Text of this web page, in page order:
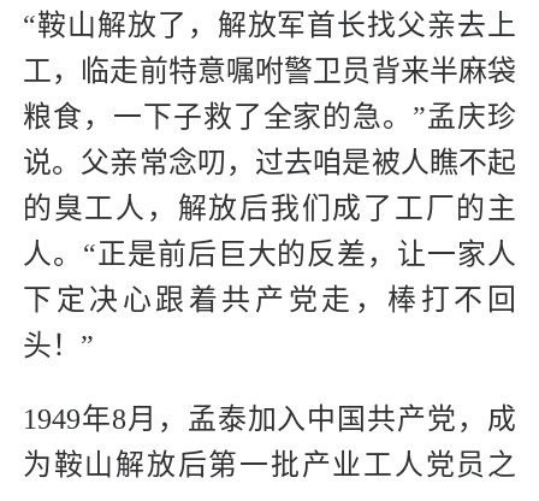
“鞍山解放了，解放军首长找父亲去上
工，临走前特意嘱咐警卫员背来半麻袋
粮食，一下子救了全家的急。”孟庆珍
说。父亲常念叨，过去咱是被人瞧不起
的臭工人，解放后我们成了工厂的主
人。“正是前后巨大的反差，让一家人
下定决心跟着共产党走，棒打不回
头！”
1949年8月，孟泰加入中国共产党，成
为鞍山解放后第一批产业工人党员之